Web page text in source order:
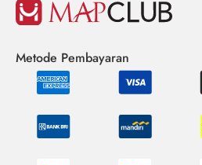
Metode Pembayaran